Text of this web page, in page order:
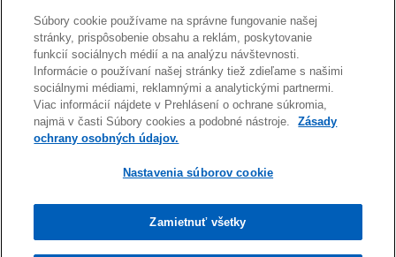
Kariéra
o
p
s
i
n
a
o
p
s
i
n
a
Právne prehlásenieOchrana osobných údajov a cookies
obmedzeným a členská spoločnosť globálnej organizácie KPMG
nezávislých členských spoločností pridružených ku KPMG
Súbory cookie používame na správne fungovanie našej
stránky, prispôsobenie obsahu a reklám, poskytovanie
funkcií sociálnych médií a na analýzu návštevnosti.
Informácie o používaní našej stránky tiež zdieľame s našimi
sociálnymi médiami, reklamnými a analytickými partnermi.
Viac informácií nájdete v Prehlásení o ochrane súkromia,
najmä v časti Súbory cookies a podobné nástroje.
Zásady
ochrany osobných údajov.
Nastavenia súborov cookie
Zamietnuť všetky